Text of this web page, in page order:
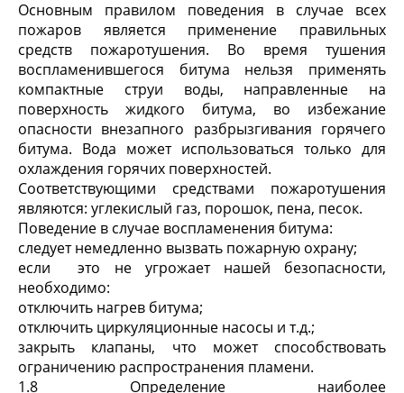
Основным правилом поведения в случае всех
пожаров является применение правильных
средств пожаротушения. Во время тушения
воспламенившегося битума нельзя применять
компактные струи воды, направленные на
поверхность жидкого битума, во избежание
опасности внезапного разбрызгивания горячего
битума. Вода может использоваться только для
охлаждения горячих поверхностей.
Соответствующими средствами пожаротушения
являются: углекислый газ, порошок, пена, песок.
Поведение в случае воспламенения битума:
следует немедленно вызвать пожарную охрану;
если это не угрожает нашей безопасности,
необходимо:
отключить нагрев битума;
отключить циркуляционные насосы и т.д.;
закрыть клапаны, что может способствовать
ограничению распространения пламени.
1.8 Определение наиболее